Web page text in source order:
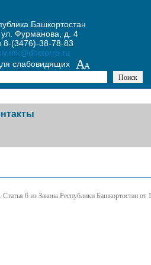
Башкортостан
ул. Фурманова, д. 4
(3476)-38-78-83
слабовидящих
6 из Закона Республики Башкортостан от 1